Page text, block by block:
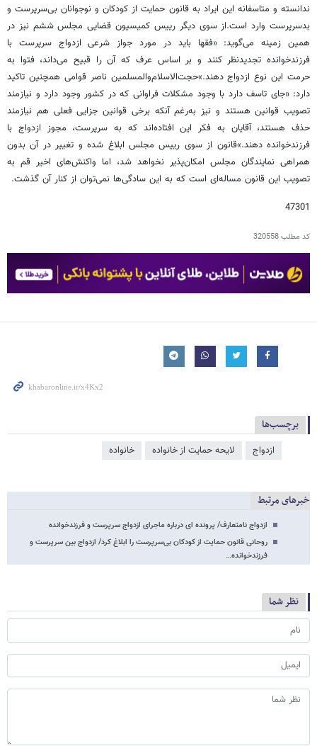
ندانسته و متاسفانه این ایراد به قانون حمایت از کودکان و نوجوانان بی‌سرپرست و
بدسرپرست وارد است.از سوی دیگر رییس کمیسیون قضایی مجلس ششم نیز در
همین زمینه می‌گوید: «فقها باید در مورد جواز شرعی ازدواج سرپرست با
فرزندخوانده تجدیدنظر کنند و بر اساس عرف که آن را قبیح می‌داند، فتوا به
حرمت این نوع ازدواج دهند.»حجت‌الاسلام‌والمسلمین ناصر قوامی همچنین تاکید
دارد: «جای تاسف دارد با وجود مشکلات فراوانی که در کشور وجود دارد و نیازمند
تصویب قوانین هستند و نیز به‌رغم آنکه برخی قوانین جزایی فعلی هم نیازمند
حذف هستند، آقایان به فکر این افتاده‌اند که به سرپرست، مجوز ازدواج با
فرزندخوانده دهند.»قانون از سوی رییس مجلس ابلاغ شده و تغییر در آن بدون
همراهی نمایندگان مجلس امکان‌پذیر نخواهد شد، اما واکنش‌های اخیر قم به
تصویب این قانون مساله‌ای است که به این سادگی‌ها نمی‌توان از کنار آن گذشت.
47301
کد مطلب320558
برچسب‌ها
ازدواج لایحه حمایت از خانواده خانواده
خبرهای مرتبط
ازدواج نامتعارف/ پرونده ای درباره ماجرای ازدواج سرپرست و فرزندخوانده
روحانی قانون حمایت از کودکان‌ بی‌سرپرست را ابلاغ کرد/ ازدواج بین سرپرست و
فرزندخوانده…
نظر شما